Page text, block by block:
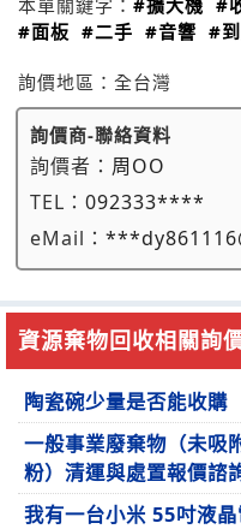
本單關鍵字： #擴大機 #
#面板 #二手 #音響 #
詢價地區： 全台灣
詢價商-聯絡資料
詢價者： 周OO
TEL： 092333****
eMail：
資源棄物回收相關詢
陶瓷碗少量是否能收購
一般事業廢棄物（未吸
粉）清運與處置報價諮
我有一台小米 55吋液